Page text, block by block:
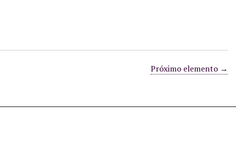
Próximo elemento →